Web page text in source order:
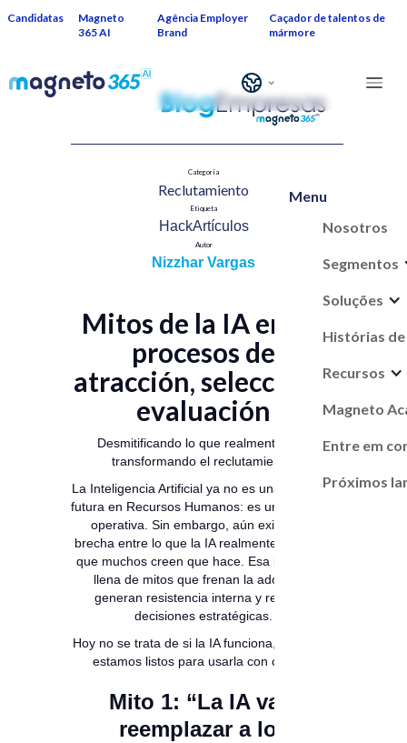
Candidatas
Magneto
365 AI
Agência Employer
Brand
Caçador de talentos de
mármore
Menu
Nosotros
Segmentos
Soluções
Histórias de
Recursos
Magneto
Entre em
Próximos
Categoría
Reclutamiento​
Etiqueta
HackArtículos
Autor
Nizzhar Vargas
Mitos de la IA en los
procesos de
atracción, selección y
evaluación
Desmitificando lo que realmente está
transformando el reclutamiento.
La Inteligencia Artificial ya no es una promesa
futura en Recursos Humanos: es una realidad
operativa. Sin embargo, aún existe una
brecha entre lo que la IA realmente hace y lo
que muchos creen que hace. Esa brecha se
llena de mitos que frenan la adopción,
generan resistencia interna y retrasan
decisiones estratégicas.
Hoy no se trata de si la IA funciona, sino de si
estamos listos para usarla con criterio.
Mito 1: “La IA va a
reemplazar a los